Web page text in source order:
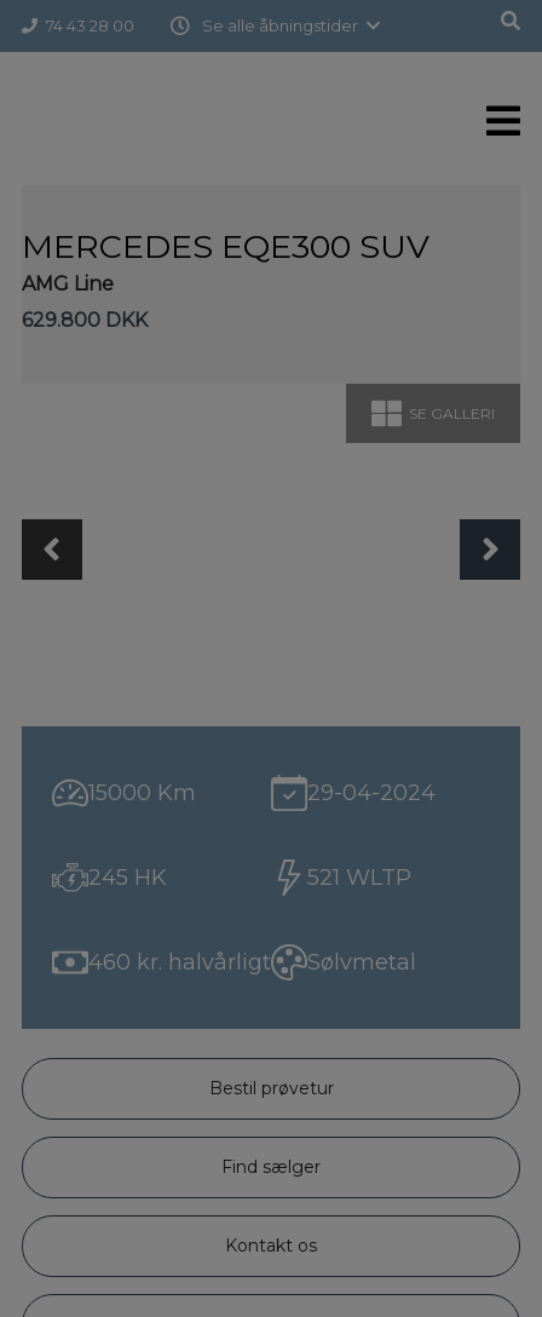
Hop 74 43 28 00 Se alle åbningstider
Forside > Brugte biler >Mercedes EQE300 SUV
MERCEDES EQE300 SUV
AMG Line
629.800 DKK
SE GALLERI
15000 Km 29-04-2024
245 HK 521 WLTP
460 kr. halvårligt Sølvmetal
Bestil prøvetur
Find sælger
Kontakt os